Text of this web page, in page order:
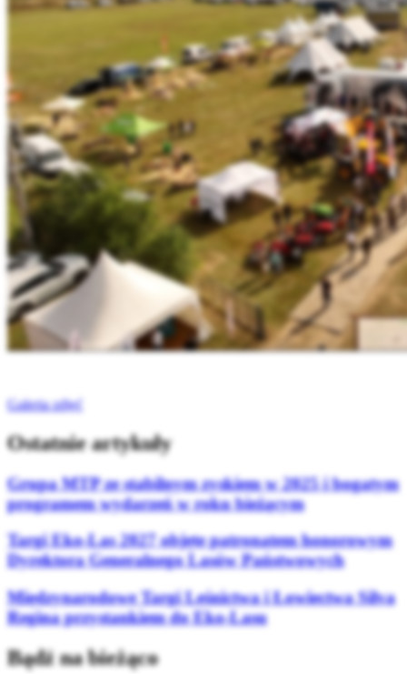
Galeria zdjęć
Ostatnie artykuły
Grupa MTP ze stabilnym zyskiem w 2025 i bogatym
programem wydarzeń w roku bieżącym
Targi Eko-Las 2027 objęte patronatem honorowym
Dyrektora Generalnego Lasów Państwowych
Międzynarodowe Targi Leśnictwa i Łowiectwa Silva
Regina przystankiem do Eko-Lasu
Bądź na bieżąco